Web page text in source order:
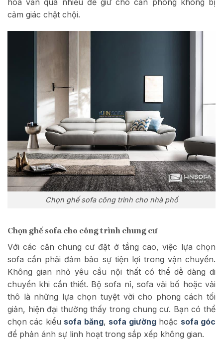
cảm giác chật chội.
Chọn ghế sofa công trình cho nhà phố
Chọn ghế sofa cho công trình chung cư
Với các căn chung cư đặt ở tầng cao, việc lựa chọn
sofa cần phải đảm bảo sự tiện lợi trong vận chuyển.
Không gian nhỏ yêu cầu nội thất có thể dễ dàng di
chuyển khi cần thiết. Bộ sofa nỉ, sofa vải bố hoặc vải
thô là những lựa chọn tuyệt vời cho phong cách tối
giản, hiện đại thường thấy trong chung cư. Bạn có thể
chọn các kiểu sofa băng, sofa giườnghoặc sofa góc
để phản ánh sự linh hoạt trong sắp xếp không gian.